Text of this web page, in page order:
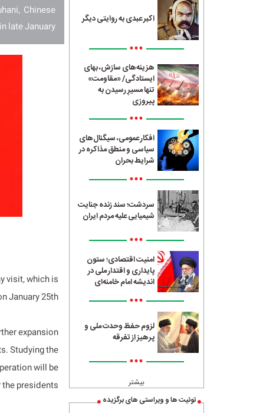
اکبر عبدی به روایتی دیگر
•••
هزینه‌های سازش، بهای
ایستادگی/ «مقاومت»
تنها مسیرِ رسیدن به
پیروزی
•••
افکار عمومی، سیگنال‌های
سیاسی و منطق مذاکره در
شرایط بحران
•••
سردشت؛ سند زنده جنایت
شیمیایی علیه مردم ایران
•••
امنیت اقتصادی؛ ستون
پایداری و اقتدار ملی در
اندیشه امام خامنه‌ای
•••
لزوم حفظ وحدت ملی و
پرهیز از تفرقه
•••
بیشتر
توئیت ها و ویراستی های برگزیده
Chinese
late January.
visit, which is
January 25th.
expansion
Studying the
will be
presidents.